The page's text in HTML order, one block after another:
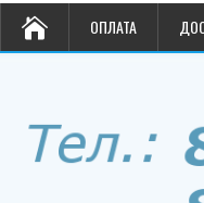
ОПЛАТА